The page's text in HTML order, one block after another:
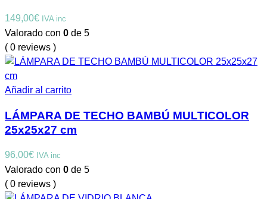
149,00€ IVA inc
Valorado con 0 de 5
( 0 reviews )
Añadir al carrito
LÁMPARA DE TECHO BAMBÚ MULTICOLOR
25x25x27 cm
96,00€ IVA inc
Valorado con 0 de 5
( 0 reviews )